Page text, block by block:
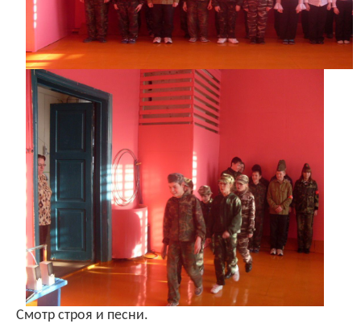
Смотр строя и песни.